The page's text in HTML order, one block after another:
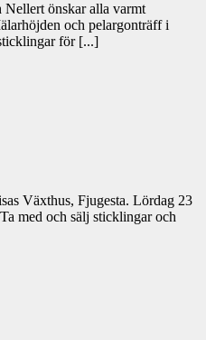
önskar alla varmt
och pelargonträff i
för [...]
Växthus, Fjugesta. Lördag 23
med och sälj sticklingar och